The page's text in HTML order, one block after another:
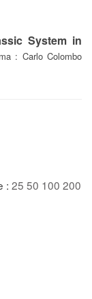
System in
: Carlo Colombo
: 25 50 100 200